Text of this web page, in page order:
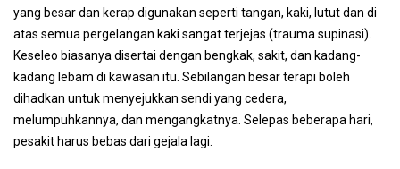
yang besar dan kerap digunakan seperti tangan, kaki, lutut dan di
atas semua pergelangan kaki sangat terjejas (trauma supinasi).
Keseleo biasanya disertai dengan bengkak, sakit, dan kadang-
kadang lebam di kawasan itu. Sebilangan besar terapi boleh
dihadkan untuk menyejukkan sendi yang cedera,
melumpuhkannya, dan mengangkatnya. Selepas beberapa hari,
pesakit harus bebas dari gejala lagi.